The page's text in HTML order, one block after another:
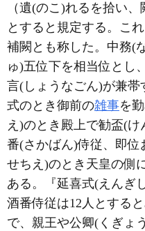
（遺(のこ)れるを拾い
とすると規定する。こ
補闕とも称した。中務(
ゅ)五位下を相当位とし
言(しょうなごん)が兼
式のとき御前の雑事を
え)のとき殿上で勧盃(
番(さかばん)侍従、即位
せちえ)のとき天皇の側
ある。『延喜式(えんぎ
酒番侍従は12人とする
で、親王や公卿(くぎょ